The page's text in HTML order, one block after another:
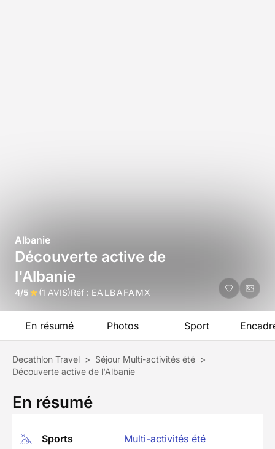
Albanie
Découverte active de
l'Albanie
4/5 (1 AVIS)Réf : EALBAFAMX
En résumé Photos Sport
Decathlon Travel > Séjour Multi-activités été >
Découverte active de l'Albanie
En résumé
Sports Multi-activités été